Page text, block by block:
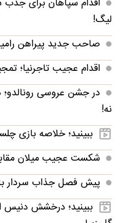
لیگ!
صاحب جدید پیراهن
اقدام عجیب تاجرنیا؛
در جشن عروسی
نه!
ببینید؛ خلاصه بازی چلسی ۳ - میلان ۰ |
شکست عجیب میلان
پیش فصل جذاب سردار